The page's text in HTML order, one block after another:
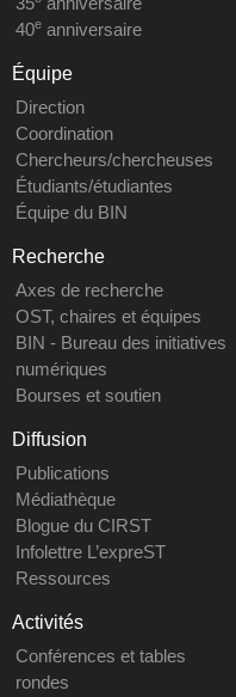
40eanniversaire
Équipe
Direction
Coordination
Chercheurs/chercheuses
Étudiants/étudiantes
Équipe du BIN
Recherche
Axes de recherche
OST, chaires et équipes
BIN - Bureau des initiatives
numériques
Bourses et soutien
Diffusion
Publications
Médiathèque
Blogue du CIRST
Infolettre L’expreST
Ressources
Activités
Conférences et tables
rondes